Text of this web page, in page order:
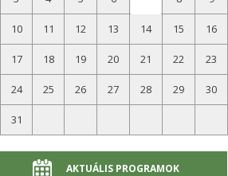
10 11 12 13 14 15 16
17 18 19 20 21 22 23
24 25 26 27 28 29 30
31
AKTUÁLIS PROGRAMOK